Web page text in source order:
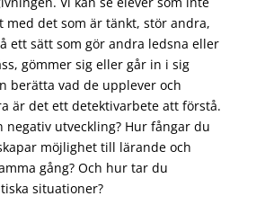
med det som är tänkt, stör andra,
ett sätt som gör andra ledsna eller
gömmer sig eller går in i sig
berätta vad de upplever och
är det ett detektivarbete att förstå.
negativ utveckling? Hur fångar du
möjlighet till lärande och
gång? Och hur tar du
situationer?